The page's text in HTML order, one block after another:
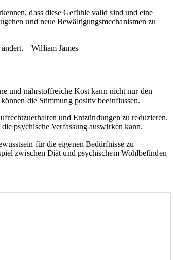
dass diese Gefühle valid sind und eine
und neue Bewältigungsmechanismen zu
– William James
und nährstoffreiche Kost kann nicht nur den
die Stimmung positiv beeinflussen.
und Entzündungen zu reduzieren.
psychische Verfassung auswirken kann.
für die eigenen Bedürfnisse zu
zwischen Diät und psychischem Wohlbefinden